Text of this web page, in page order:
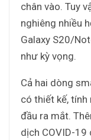
chân vào. Tuy
nghiêng nhiều
Galaxy S20/
như kỳ vọng.
Cả hai dòng
có thiết kế,
đầu ra mắt.
dịch COVID-